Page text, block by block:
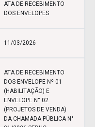
ATA DE RECEBIMENTO
DOS ENVELOPES
11/03/2026
ATA DE RECEBIMENTO
DOS ENVELOPE Nº 01
(HABILITAÇÃO) E
ENVELOPE N° 02
(PROJETOS DE VENDA)
DA CHAMADA PÚBLICA N°